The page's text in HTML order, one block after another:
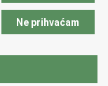
Ne prihvaćam